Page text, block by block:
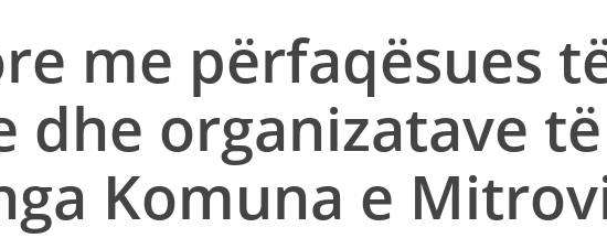
me përfaqësues
dhe organizatave të
Komuna e